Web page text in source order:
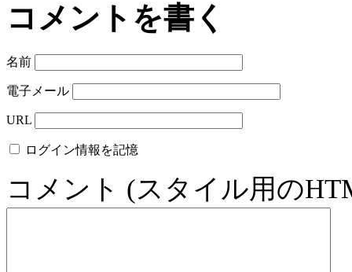
コメントを書く
名前
電子メール
URL
ログイン情報を記憶
コメント (スタイル用の